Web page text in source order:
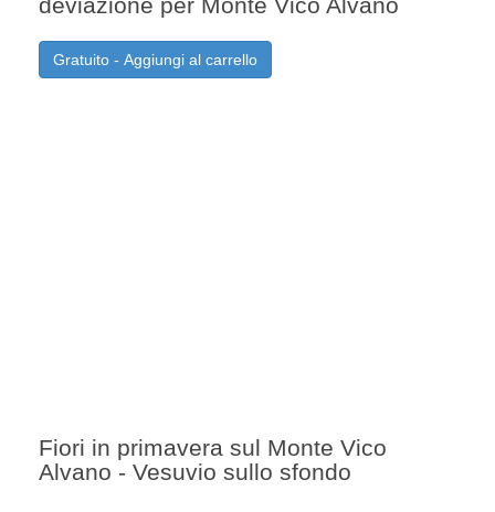
Gratuito - Aggiungi al carrello
Fiori in primavera sul Monte Vico
Alvano - Vesuvio sullo sfondo